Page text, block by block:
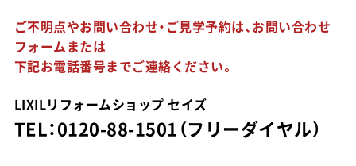
ご不明点やお問い合わせ・ご見学予約は、お問い合わせ
フォームまたは
下記お電話番号までご連絡ください。
LIXILリフォームショップ セイズ
TEL：0120-88-1501（フリーダイヤル）